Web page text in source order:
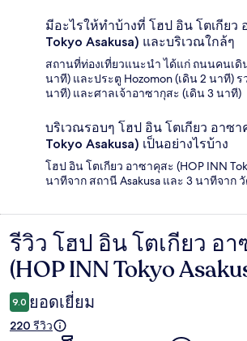
มีอะไรให้ทำบ้างที่ โฮป อิน โตเกียว
Tokyo Asakusa) และบริเวณใกล้ๆ
สถานที่ท่องเที่ยวแนะนำ ได้แก่ ถนนคนเดิ
นาที) และประตู Hozomon (เดิน 2 นาที)
นาที) และศาลเจ้าอาซากุสะ (เดิน 3 นาที)
บริเวณรอบๆ โฮป อิน โตเกียว อาซา
Tokyo Asakusa) เป็นอย่างไรบ้าง
โฮป อิน โตเกียว อาซาคุสะ (HOP INN
นาทีจาก สถานี Asakusa และ 3 นาทีจาก
รีวิว
รีวิว โฮป อิน โตเกียว อ
(HOP INN Tokyo
9.0 ยอดเยี่ยม
220 รีวิว